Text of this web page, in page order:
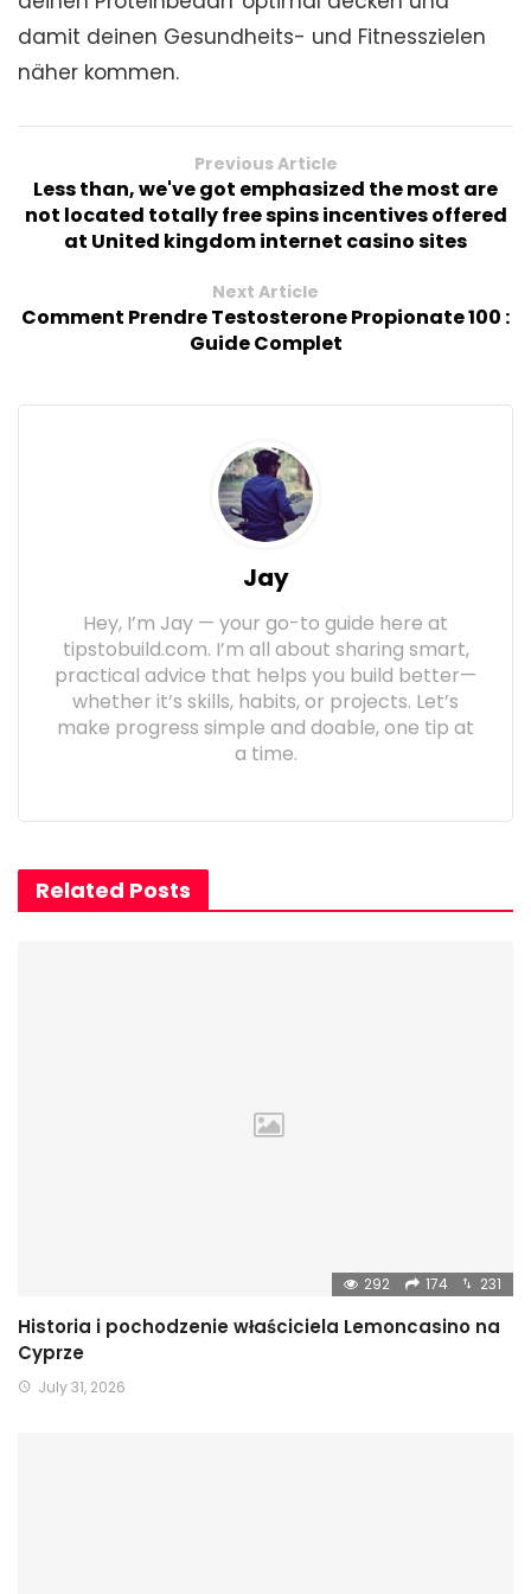
damit deinen Gesundheits- und Fitnesszielen
näher kommen.
Previous Article
Less than, we've got emphasized the most are
not located totally free spins incentives offered
at United kingdom internet casino sites
Next Article
Comment Prendre Testosterone Propionate 100 :
Guide Complet
Jay
Hey, I’m Jay — your go-to guide here at
tipstobuild.com. I’m all about sharing smart,
practical advice that helps you build better—
whether it’s skills, habits, or projects. Let’s
make progress simple and doable, one tip at
a time.
Related Posts
292 174 231
Historia i pochodzenie właściciela Lemoncasino na
Cyprze
July 31, 2026